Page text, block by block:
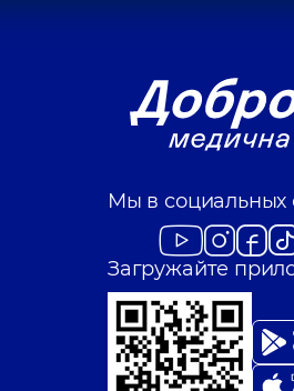
Мы в социальных
Загружайте